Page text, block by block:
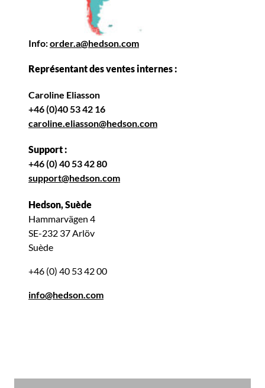
Info:order.a@hedson.com
Représentant des ventes internes :
Caroline Eliasson
+46 (0)40 53 42 16
caroline.eliasson@hedson.com
Support :
+46 (0) 40 53 42 80
support@hedson.com
Hedson, Suède
Hammarvägen 4
SE-232 37 Arlöv
Suède
+46 (0) 40 53 42 00
info@hedson.com